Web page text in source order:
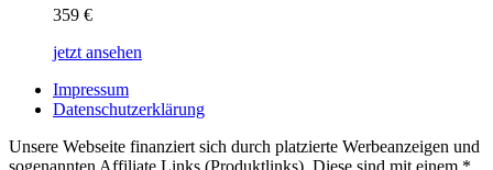
359 €
jetzt ansehen
Impressum
Datenschutzerklärung
Unsere Webseite finanziert sich durch platzierte Werbeanzeigen und